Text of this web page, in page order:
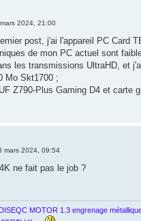
2024, 21:00
post, j'ai l'appareil PC Card
de mon PC actuel sont
les transmissions UltraHD, et
Mo Skt1700 ;
Z790-Plus Gaming D4 et carte
mars 2024, 09:54
ne fait pas le job ?
MOTOR 1.3 engrenage